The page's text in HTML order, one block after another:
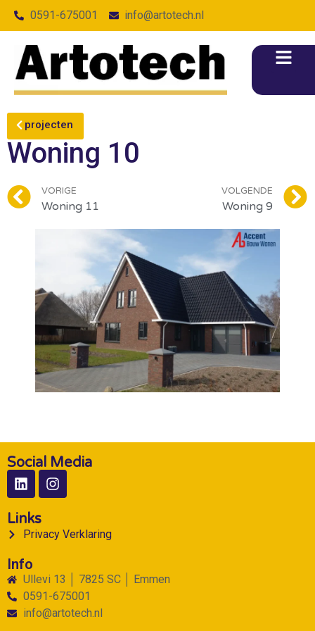
0591-675001 info@artotech.nl
projecten
Woning 10
VORIGE
Woning 11
VOLGENDE
Woning 9
Social Media
Links
Privacy Verklaring
Info
Ullevi 13 │ 7825 SC │ Emmen
0591-675001
info@artotech.nl